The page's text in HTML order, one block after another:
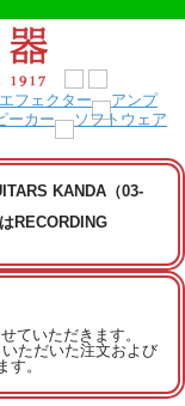
KANDA（03-
RECORDING
ていただきます。
ただいた注文および
。